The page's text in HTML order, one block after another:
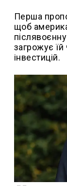
Перша
щоб
загрожує
інвестицій.